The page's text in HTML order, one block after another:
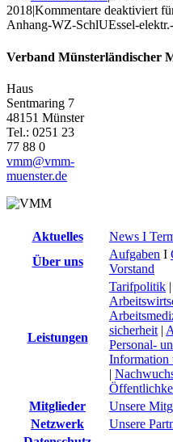
2018|Kommentare deaktiviert
Anhang-WZ-SchlUEssel-
Verband Münsterländischer
Haus
Sentmaring 7
48151 Münster
Tel.: 0251 23
77 88 0
vmm@vmm-
muenster.de
Aktuelles
News I
Über uns
Aufgaben I
Vorstand
Leistungen
Tarifpolitik |
sicherheit |
Personal-
Information
|
Mitglieder
Unsere
Netzwerk
Unsere